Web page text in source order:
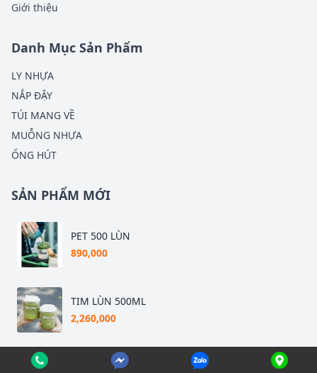
Giới thiệu
Danh Mục Sản Phẩm
LY NHỰA
NẮP ĐẬY
TÚI MANG VỀ
MUỖNG NHỰA
ỐNG HÚT
SẢN PHẨM MỚI
PET 500 LÙN
890,000
TIM LÙN 500ML
2,260,000